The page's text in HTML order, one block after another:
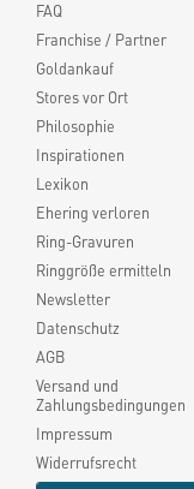
FAQ
Franchise / Partner
Goldankauf
Stores vor Ort
Philosophie
Inspirationen
Lexikon
Ehering verloren
Ring-Gravuren
Ringgröße ermitteln
Newsletter
Datenschutz
AGB
Versand und
Zahlungsbedingungen
Impressum
Widerrufsrecht